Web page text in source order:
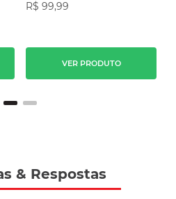
R$ 99,99
VER PRODUTO
& Respostas